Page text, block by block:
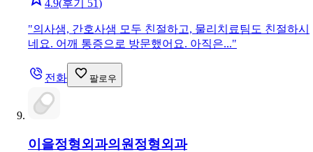
4.9(후기 51 )
"의사샘, 간호사샘 모두 친절하고, 물리치료팀도 친절하시
네요. 어깨 통증으로 방문했어요. 아직은..."
전화 팔로우
이을정형외과의원 정형외과